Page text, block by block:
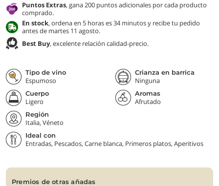
Puntos Extras, gana 200 puntos adicionales por cada producto
comprado.
En stock, ordena en 5 horas es 34 minutos y recibe tu pedido
antes de martes 11 agosto.
Best Buy, excelente relación calidad-precio.
Tipo de vino
Espumoso
Crianza en barrica
Ninguna
Cuerpo
Ligero
Aromas
Afrutado
Región
Italia, Véneto
Ideal con
Entradas, Pescados, Carne blanca, Primeros platos, Aperitivos
premios de otras añadas